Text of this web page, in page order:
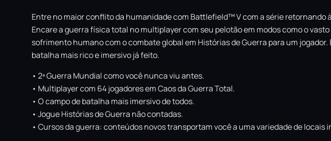
Entre no maior conflito da humanidade com Battlefield™ V com a série retornando
Encare a guerra física total no multiplayer com seu pelotão em modos como o
sofrimento humano com o combate global em Histórias de Guerra para um
batalha mais rico e imersivo já feito.
• 2ª Guerra Mundial como você nunca viu antes.
• Multiplayer com 64 jogadores em Caos da Guerra Total.
• O campo de batalha mais imersivo de todos.
• Jogue Histórias de Guerra não contadas.
• Cursos da guerra: conteúdos novos transportam você a uma variedade de